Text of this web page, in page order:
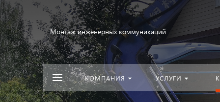
Монтаж инженерных коммуникаций
КОМПАНИЯ УСЛУГИ